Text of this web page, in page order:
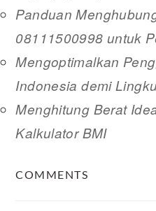
Panduan
08111500998 untuk
Mengoptimalkan
Indonesia demi
Menghitung Berat
Kalkulator BMI
COMMENTS